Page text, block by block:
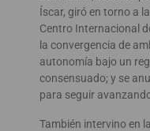
Íscar, giró en torno a
Centro Internacional
la convergencia de
autonomía bajo un
consensuado; y se
para seguir
También intervino en